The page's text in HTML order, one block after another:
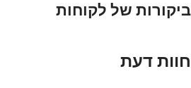
ביקורות של לקוחות
חוות דעת